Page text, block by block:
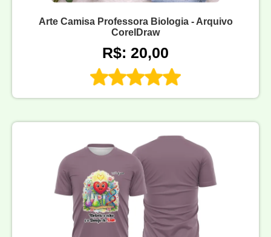
Arte Camisa Professora Biologia - Arquivo
CorelDraw
R$: 20,00